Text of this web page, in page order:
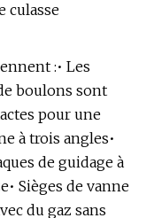
culasse
:• Les
boulons sont
pour une
à trois angles•
de guidage à
Sièges de vanne
du gaz sans